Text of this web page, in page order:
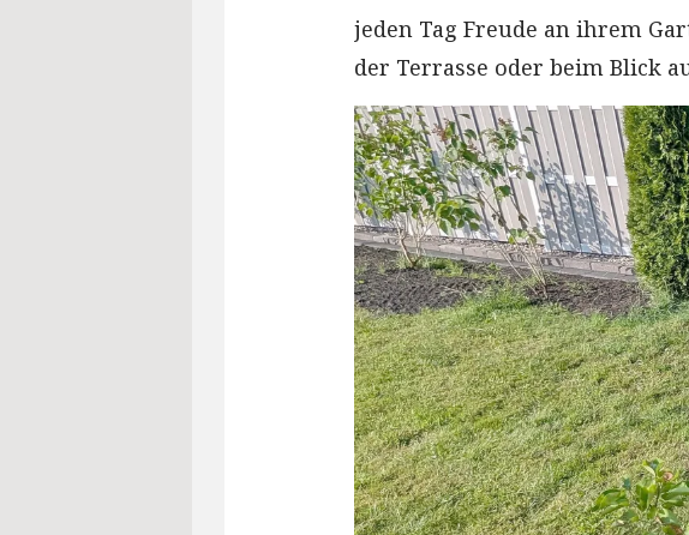
jeden Tag Freude an ihrem
der Terrasse oder beim Blick